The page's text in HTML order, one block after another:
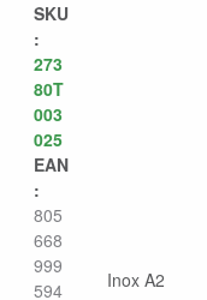
SKU
:
273
80T
003
025
EAN
:
805
668
999
594
Inox A2